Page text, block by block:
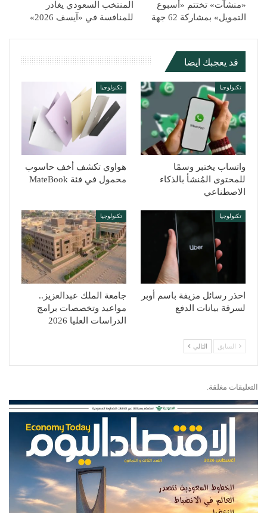
«منشآت» تختتم «أسبوع
التمويل» بمشاركة 62 جهة
المنتخب السعودي يغادر
للمنافسة في «آيسف 2026»
قد يعجبك ايضا
تكنولوجيا
واتساب يختبر وسمًا
للمحتوى المُنشأ بالذكاء
الاصطناعي
تكنولوجيا
هواوي تكشف أخف حاسوب
محمول في فئة MateBook
تكنولوجيا
احذر رسائل مزيفة باسم أوبر
لسرقة بيانات الدفع
تكنولوجيا
جامعة الملك عبدالعزيز..
مواعيد وتخصصات برامج
الدراسات العليا 2026
السابق التالي
التعليقات مغلقة.